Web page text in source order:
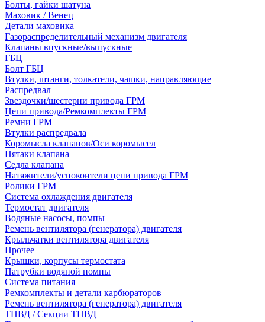
Болты, гайки шатуна
Маховик / Венец
Детали маховика
Газораспределительный механизм двигателя
Клапаны впускные/выпускные
ГБЦ
Болт ГБЦ
Втулки, штанги, толкатели, чашки, направляющие
Распредвал
Звездочки/шестерни привода ГРМ
Цепи привода/Ремкомплекты ГРМ
Ремни ГРМ
Втулки распредвала
Коромысла клапанов/Оси коромысел
Пятаки клапана
Седла клапана
Натяжители/успокоители цепи привода ГРМ
Ролики ГРМ
Система охлаждения двигателя
Термостат двигателя
Водяные насосы, помпы
Ремень вентилятора (генератора) двигателя
Крыльчатки вентилятора двигателя
Прочее
Крышки, корпусы термостата
Патрубки водяной помпы
Система питания
Ремкомплекты и детали карбюраторов
Ремень вентилятора (генератора) двигателя
ТНВД / Секции ТНВД